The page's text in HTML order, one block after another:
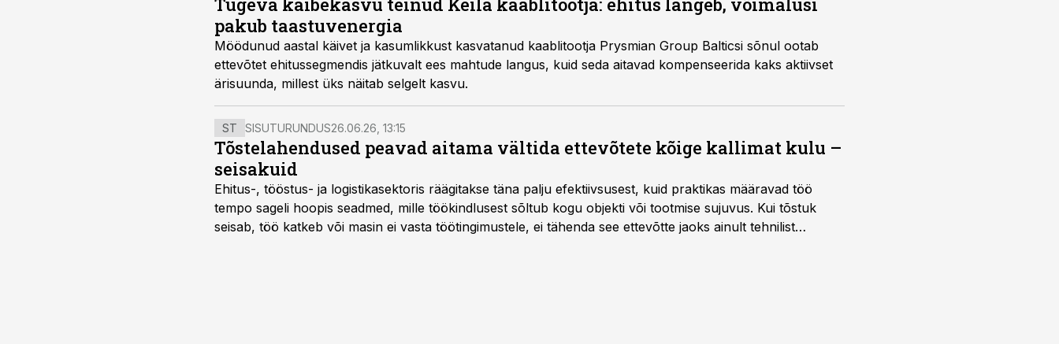
pakub taastuvenergia
Möödunud aastal käivet ja kasumlikkust kasvatanud kaablitootja Prysmian Group Balticsi sõnul ootab
ettevõtet ehitussegmendis jätkuvalt ees mahtude langus, kuid seda aitavad kompenseerida kaks aktiivset
ärisuunda, millest üks näitab selgelt kasvu.
ST SISUTURUNDUS26.06.26, 13:15
Tõstelahendused peavad aitama vältida ettevõtete kõige kallimat kulu –
seisakuid
Ehitus-, tööstus- ja logistikasektoris räägitakse täna palju efektiivsusest, kuid praktikas määravad töö
tempo sageli hoopis seadmed, mille töökindlusest sõltub kogu objekti või tootmise sujuvus. Kui tõstuk
seisab, töö katkeb või masin ei vasta töötingimustele, ei tähenda see ettevõtte jaoks ainult tehnilist